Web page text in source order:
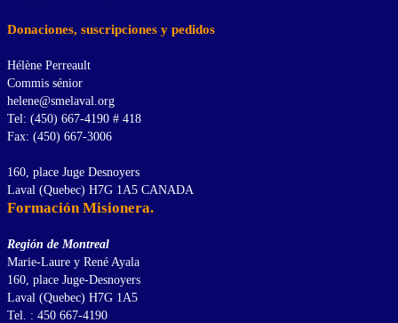
Donaciones, suscripciones y pedidos
Hélène Perreault
Commis sénior
helene@smelaval.org
Tel: (450) 667-4190 # 418
Fax: (450) 667-3006
160, place Juge Desnoyers
Laval (Quebec) H7G 1A5 CANADA
Formación Misionera.
Región de Montreal
Marie-Laure y René Ayala
160, place Juge-Desnoyers
Laval (Quebec) H7G 1A5
Tel. : 450 667-4190